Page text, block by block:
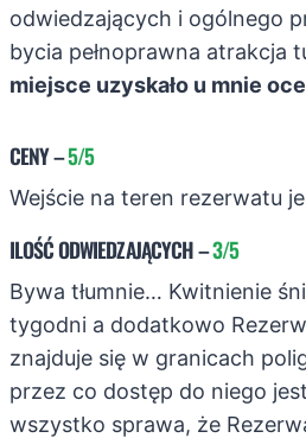
odwiedzających i ogólnego
bycia pełnoprawna atrakcja
miejsce uzyskało u mnie
CENY–5/5
Wejście na teren rezerwatu
ILOŚĆ ODWIEDZAJĄCYCH–3/5
Bywa tłumnie… Kwitnienie
tygodni a dodatkowo
znajduje się w granicach
przez co dostęp do niego
wszystko sprawa, że